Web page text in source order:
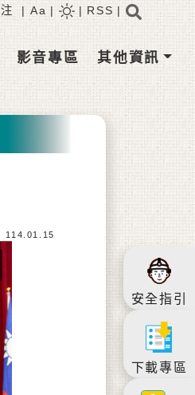
注 | Aa | | RSS RSS訂閱
| 搜尋
影音專區 其他資訊
安全指引
下載專區
114.01.15